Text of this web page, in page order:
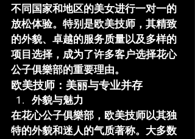
不同国家和地区的美女进行一对一的
放松体验。特别是欧美技师，其精致
的外貌、卓越的服务质量以及多样的
项目选择，成为了许多客户选择花心
公子俱樂部的重要理由。
欧美技师：美丽与专业并存
外貌与魅力
在花心公子俱樂部 ，欧美技师以其独
特的外貌和迷人的气质著称。大多数